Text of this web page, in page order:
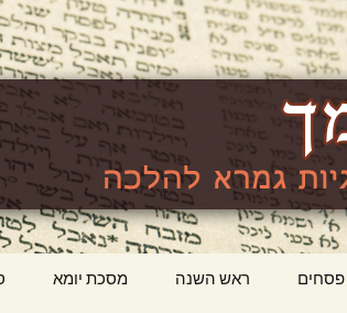
גמרא להלכה
פסחים ראש השנה מסכת יומא